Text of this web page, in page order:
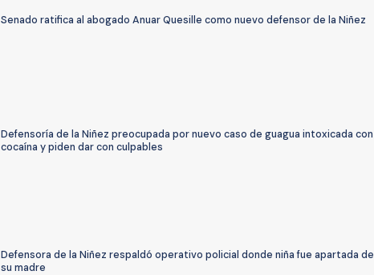
Senado ratifica al abogado Anuar Quesille como nuevo defensor de la Niñez
Defensoría de la Niñez preocupada por nuevo caso de guagua intoxicada con
cocaína y piden dar con culpables
Defensora de la Niñez respaldó operativo policial donde niña fue apartada de
su madre